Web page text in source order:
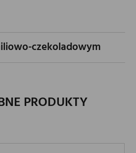
czekoladowym
PRODUKTY